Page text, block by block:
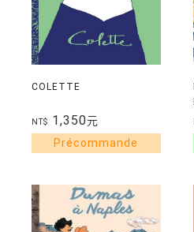
COLETTE
NT$ 1,350元